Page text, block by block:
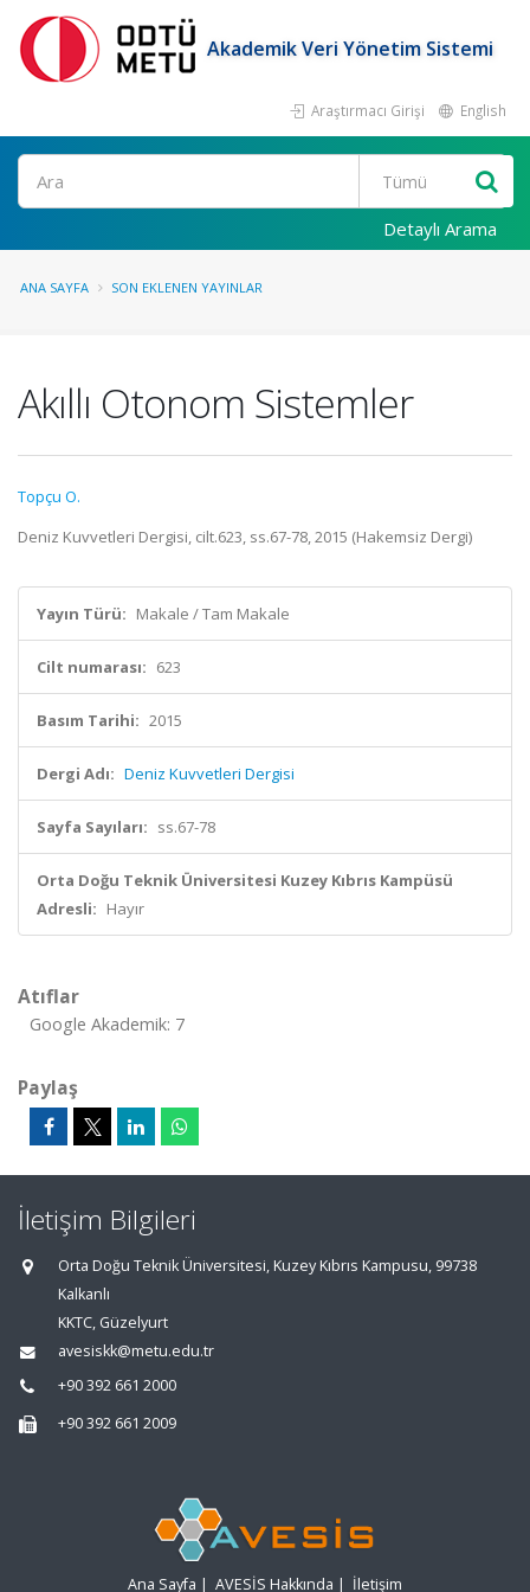
Akademik Veri Yönetim Sistemi
Araştırmacı Girişi English
Ara
Detaylı Arama
ANA SAYFA SON EKLENEN YAYINLAR
Akıllı Otonom Sistemler
Topçu O.
Deniz Kuvvetleri Dergisi, cilt.623, ss.67-78, 2015 (Hakemsiz Dergi)
Yayın Türü: Makale / Tam Makale
Cilt numarası: 623
Basım Tarihi: 2015
Dergi Adı: Deniz Kuvvetleri Dergisi
Sayfa Sayıları: ss.67-78
Orta Doğu Teknik Üniversitesi Kuzey Kıbrıs Kampüsü
Adresli: Hayır
Atıflar
Google Akademik: 7
Paylaş
İletişim Bilgileri
Orta Doğu Teknik Üniversitesi, Kuzey Kıbrıs Kampusu, 99738
Kalkanlı
KKTC, Güzelyurt
avesiskk@metu.edu.tr
+90 392 661 2000
+90 392 661 2009
Ana Sayfa | AVESİS Hakkında | İletişim